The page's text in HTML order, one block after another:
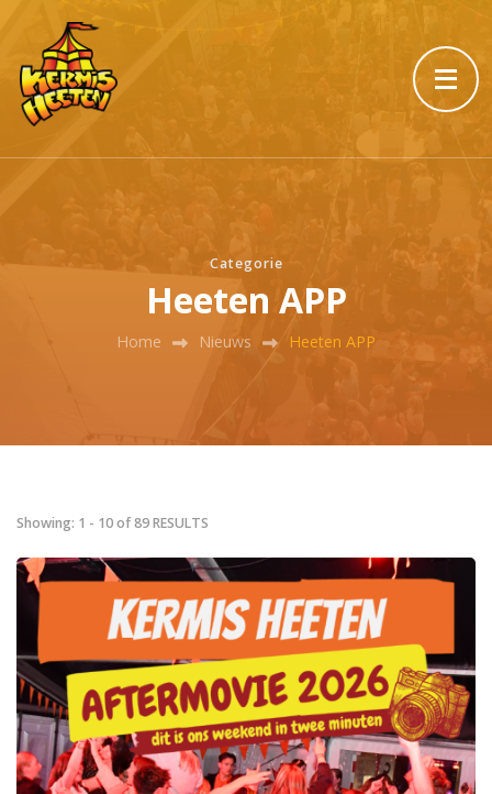
Categorie
Heeten APP
Home Nieuws Heeten APP
Showing: 1 - 10 of 89 RESULTS